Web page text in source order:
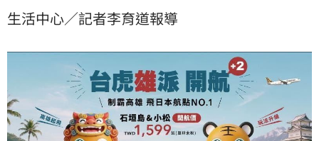
市場，也讓南部民眾赴日旅遊不必再北上搭機。
生活中心／記者李育道報導